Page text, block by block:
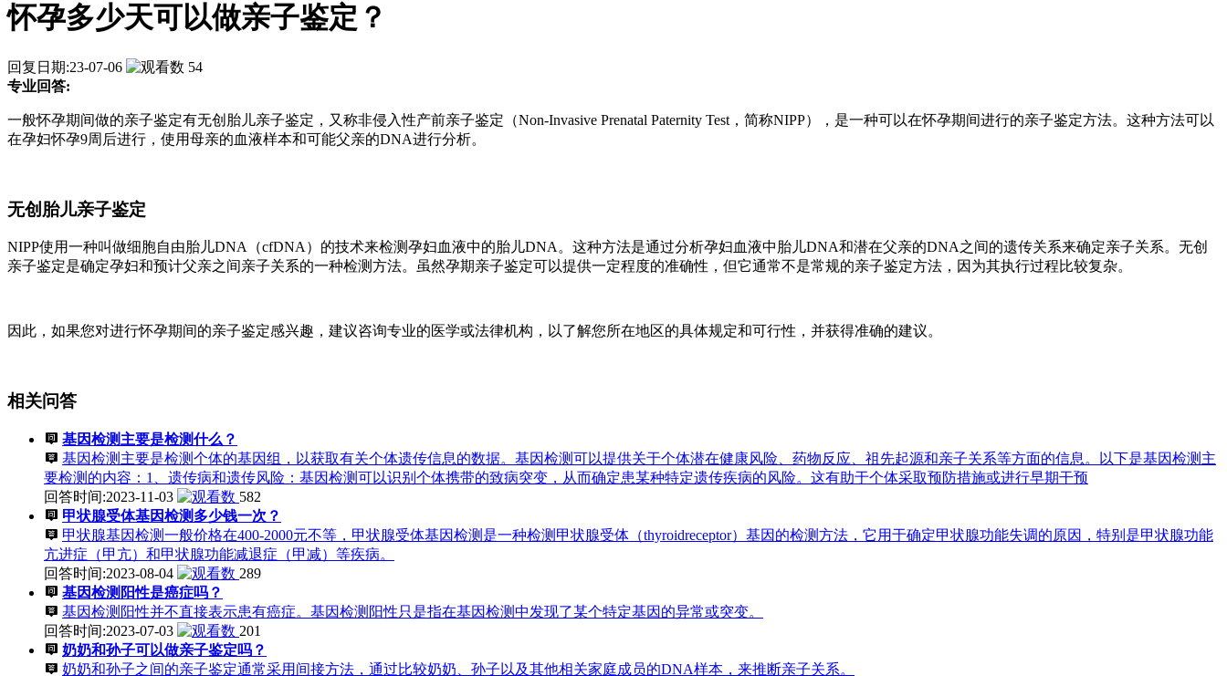
怀孕多少天可以做亲子鉴定？
回复日期:23-07-06
54
专业回答:
一般怀孕期间做的亲子鉴定有无创胎儿亲子鉴定，又称非侵入性产前亲子鉴定（Non-Invasive Prenatal Paternity Test，简称NIPP），是一种可以在怀孕期间进行的亲子鉴定方法。这种方法可以
在孕妇怀孕9周后进行，使用母亲的血液样本和可能父亲的DNA进行分析。
无创胎儿亲子鉴定
NIPP使用一种叫做细胞自由胎儿DNA（cfDNA）的技术来检测孕妇血液中的胎儿DNA。这种方法是通过分析孕妇血液中胎儿DNA和潜在父亲的DNA之间的遗传关系来确定亲子关系。无创
亲子鉴定是确定孕妇和预计父亲之间亲子关系的一种检测方法。虽然孕期亲子鉴定可以提供一定程度的准确性，但它通常不是常规的亲子鉴定方法，因为其执行过程比较复杂。
因此，如果您对进行怀孕期间的亲子鉴定感兴趣，建议咨询专业的医学或法律机构，以了解您所在地区的具体规定和可行性，并获得准确的建议。
相关问答
基因检测主要是检测什么？
基因检测主要是检测个体的基因组，以获取有关个体遗传信息的数据。基因检测可以提供关于个体潜在健康风险、药物反应、祖先起源和亲子关系等方面的信息。以下是基因检测主
要检测的内容：1、遗传病和遗传风险：基因检测可以识别个体携带的致病突变，从而确定患某种特定遗传疾病的风险。这有助于个体采取预防措施或进行早期干预
回答时间:2023-11-03
582
甲状腺受体基因检测多少钱一次？
甲状腺基因检测一般价格在400-2000元不等，甲状腺受体基因检测是一种检测甲状腺受体（thyroidreceptor）基因的检测方法，它用于确定甲状腺功能失调的原因，特别是甲状腺功能
亢进症（甲亢）和甲状腺功能减退症（甲减）等疾病。
回答时间:2023-08-04
289
基因检测阳性是癌症吗？
基因检测阳性并不直接表示患有癌症。基因检测阳性只是指在基因检测中发现了某个特定基因的异常或突变。
回答时间:2023-07-03
201
奶奶和孙子可以做亲子鉴定吗？
奶奶和孙子之间的亲子鉴定通常采用间接方法，通过比较奶奶、孙子以及其他相关家庭成员的DNA样本，来推断亲子关系。